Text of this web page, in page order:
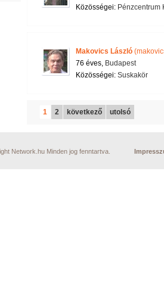
Közösségei: Pénzcentrum
Makovics László
76 éves, Budapest
Közösségei: Suskakör
1 2 következő utolsó
Network.hu Minden jog fenntartva.